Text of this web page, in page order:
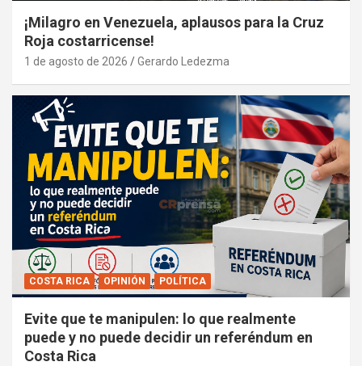
¡Milagro en Venezuela, aplausos para la Cruz
Roja costarricense!
1 de agosto de 2026 Gerardo Ledezma
COSTA RICA OPINIÓN POLÍTICA
Evite que te manipulen: lo que realmente
puede y no puede decidir un referéndum en
Costa Rica